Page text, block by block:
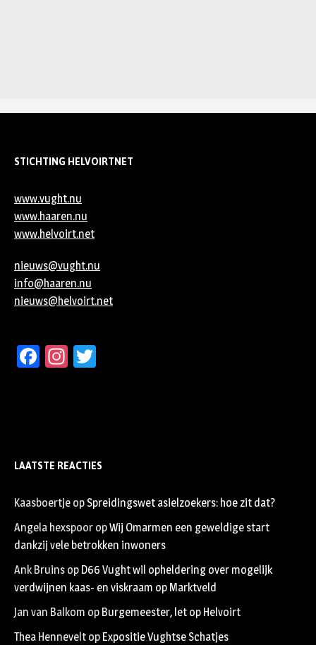
STICHTING HELVOIRTNET
www.vught.nu
www.haaren.nu
www.helvoirt.net
nieuws@vught.nu
info@haaren.nu
nieuws@helvoirt.net
Facebook
Instagram
LAATSTE REACTIES
Kaasboertje op Spreidingswet asielzoekers: hoe zit dat?
Angela hexspoor opWij Omarmen een geweldige start
dankzij vele betrokken inwoners
Ank Bruins op D66 Vught wil opheldering over mogelijk
verdwijnen kaas- en viskraam op Marktveld
Jan van Balkom op Burgemeester, let op Helvoirt
Thea Hennevelt op Expositie Vughtse Schatjes